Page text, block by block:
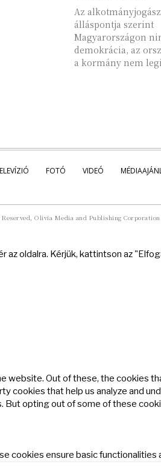
Az
álláspontja szerint
Magyarországon
demokrácia, az
a kormány nem
FOTÓ VIDEÓ
Olivia Media and Publishing Corporation
oldalra. Kérjük, kattintson az
Out of these, the cookies
that help us analyze and
opting out of some of these
ensure basic